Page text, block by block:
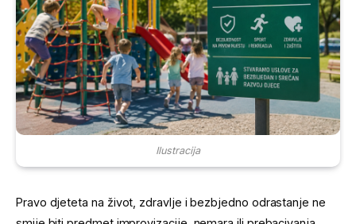
Ilustracija
Pravo djeteta na život, zdravlje i bezbjedno odrastanje ne